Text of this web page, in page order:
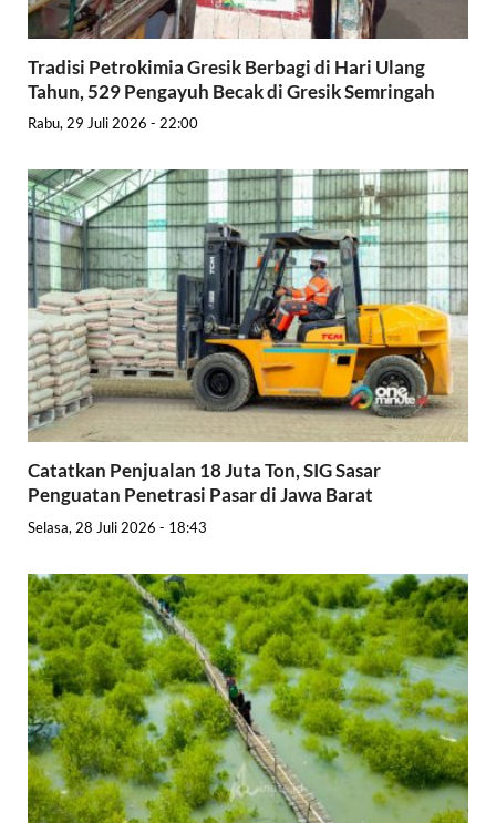
Tradisi Petrokimia Gresik Berbagi di Hari Ulang
Tahun, 529 Pengayuh Becak di Gresik Semringah
Rabu, 29 Juli 2026 - 22:00
Catatkan Penjualan 18 Juta Ton, SIG Sasar
Penguatan Penetrasi Pasar di Jawa Barat
Selasa, 28 Juli 2026 - 18:43